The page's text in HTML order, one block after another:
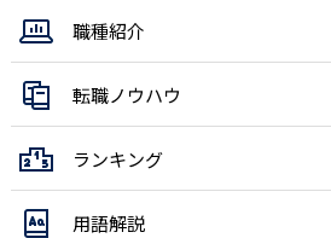
職種紹介
転職ノウハウ
ランキング
用語解説